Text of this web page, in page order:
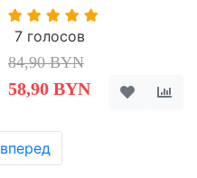
7 голосов
84,90 BYN
58,90 BYN
вперед